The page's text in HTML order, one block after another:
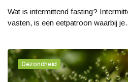
Wat is intermittend fasting?
vasten, is een eetpatroon waarbij
Gezondheid